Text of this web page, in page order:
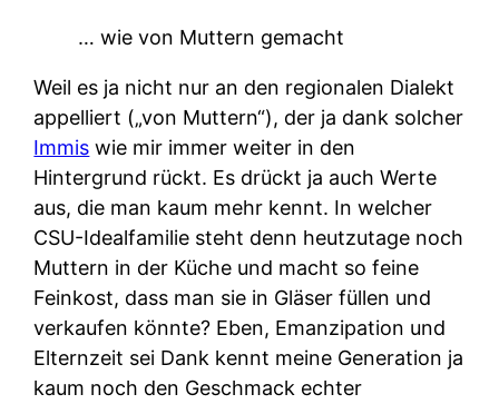
… wie von Muttern gemacht
Weil es ja nicht nur an den regionalen Dialekt
appelliert („von Muttern“), der ja dank solcher
Immis wie mir immer weiter in den
Hintergrund rückt. Es drückt ja auch Werte
aus, die man kaum mehr kennt. In welcher
CSU-Idealfamilie steht denn heutzutage noch
Muttern in der Küche und macht so feine
Feinkost, dass man sie in Gläser füllen und
verkaufen könnte? Eben, Emanzipation und
Elternzeit sei Dank kennt meine Generation ja
kaum noch den Geschmack echter